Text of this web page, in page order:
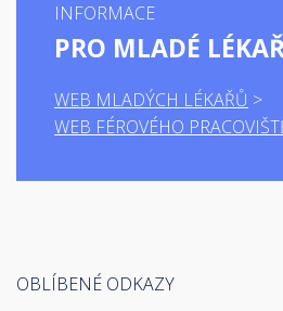
INFORMACE
PRO MLADÉ
WEB MLADÝCH LÉKAŘŮ
WEB FÉROVÉHO
OBLÍBENÉ ODKAZY